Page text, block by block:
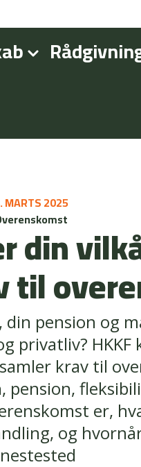
MARTS 2025
din
til
pension og
privatliv? HKKF
krav til
pension,
er,
og